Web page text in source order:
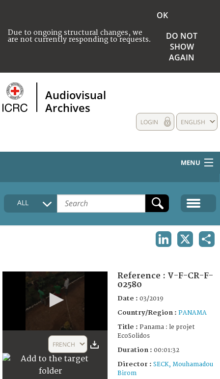
Due to ongoing structural changes, we
are not currently responding to requests.
OK
DO NOT
SHOW
AGAIN
Audiovisual
Archives
ENGLISH
LOGIN
MENU
HOME
COLLECTIONS DESCRIPTION
ALL
1
FRENCH
Reference : V-F-CR-F-
02580
Date : 03/2019
Country/Region : PANAMA
Title : Panama : le projet
EcoSolidos
Duration : 00:01:32
Director : SECK, Mouhamadou
Birom